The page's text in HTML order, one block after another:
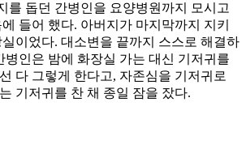
를 돕던 간병인을 요양병원까지 모시고
들어 했다. 아버지가 마지막까지 지키
이었다. 대소변을 끝까지 스스로 해결하
병인은 밤에 화장실 가는 대신 기저귀를
다 그렇게 한다고, 자존심을 기저귀로
기저귀를 찬 채 종일 잠을 잤다.